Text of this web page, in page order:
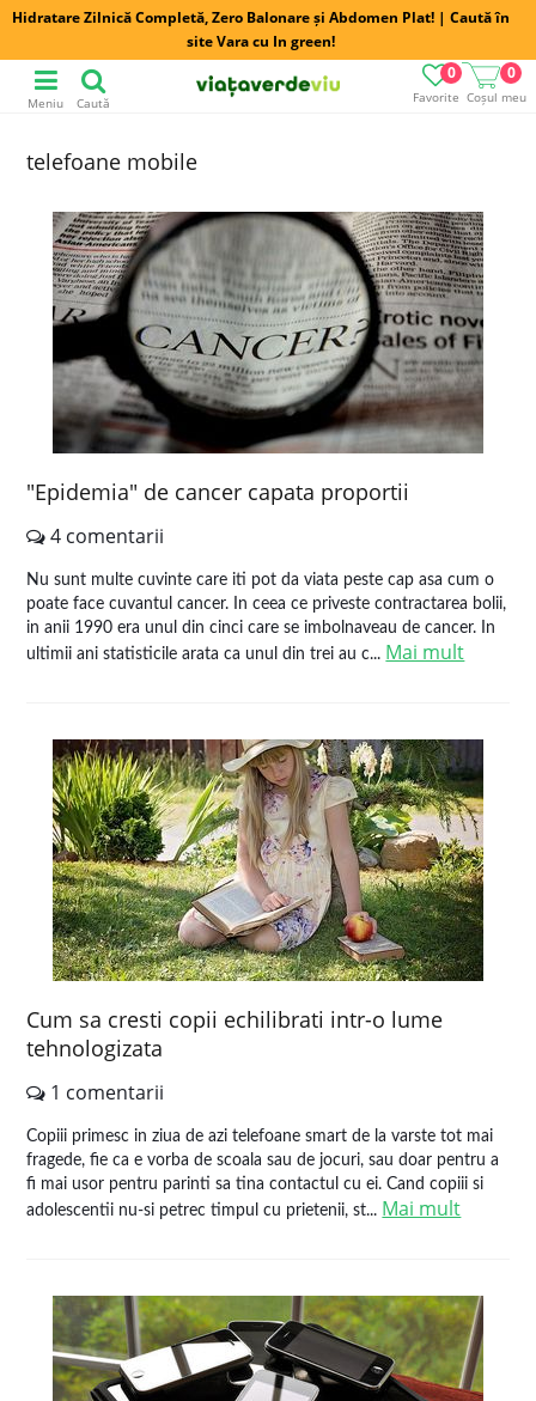
Hidratare Zilnică Completă, Zero Balonare și Abdomen Plat! | Caută în
site Vara cu In green!
Favorite
0
Coșul meu
0
Meniu Caută
telefoane mobile
"Epidemia" de cancer capata proportii
4 comentarii
Nu sunt multe cuvinte care iti pot da viata peste cap asa cum o
poate face cuvantul cancer. In ceea ce priveste contractarea bolii,
in anii 1990 era unul din cinci care se imbolnaveau de cancer. In
ultimii ani statisticile arata ca unul din trei au c... Mai mult
Cum sa cresti copii echilibrati intr-o lume
tehnologizata
1 comentarii
Copiii primesc in ziua de azi telefoane smart de la varste tot mai
fragede, fie ca e vorba de scoala sau de jocuri, sau doar pentru a
fi mai usor pentru parinti sa tina contactul cu ei. Cand copiii si
adolescentii nu-si petrec timpul cu prietenii, st... Mai mult